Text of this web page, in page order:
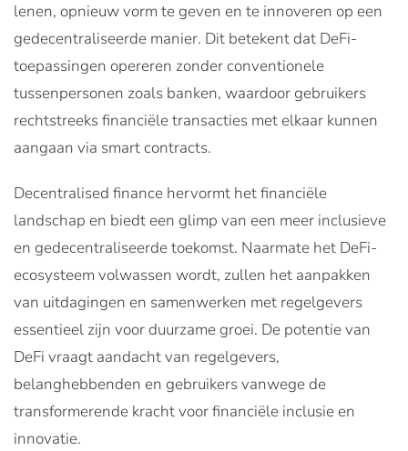
lenen, opnieuw vorm te geven en te innoveren op een
gedecentraliseerde manier. Dit betekent dat DeFi-
toepassingen opereren zonder conventionele
tussenpersonen zoals banken, waardoor gebruikers
rechtstreeks financiële transacties met elkaar kunnen
aangaan via smart contracts.
Decentralised finance hervormt het financiële
landschap en biedt een glimp van een meer inclusieve
en gedecentraliseerde toekomst. Naarmate het DeFi-
ecosysteem volwassen wordt, zullen het aanpakken
van uitdagingen en samenwerken met regelgevers
essentieel zijn voor duurzame groei. De potentie van
DeFi vraagt ​​aandacht van regelgevers,
belanghebbenden en gebruikers vanwege de
transformerende kracht voor financiële inclusie en
innovatie.